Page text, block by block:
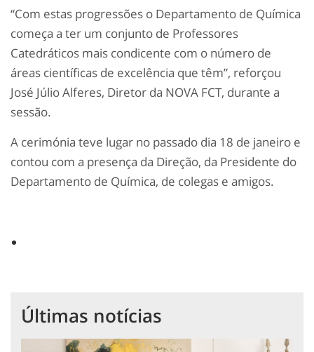
“Com estas progressões o Departamento de Química
começa a ter um conjunto de Professores
Catedráticos mais condicente com o número de
áreas científicas de excelência que têm”, reforçou
José Júlio Alferes, Diretor da NOVA FCT, durante a
sessão.
A cerimónia teve lugar no passado dia 18 de janeiro e
contou com a presença da Direção, da Presidente do
Departamento de Química, de colegas e amigos.
Últimas notícias